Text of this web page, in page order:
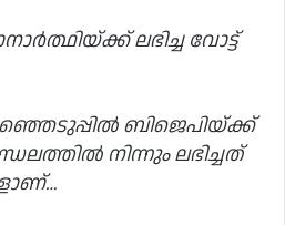
ലഭിച്ച വോട്ട്
ബിജെപിയ്ക്ക്
നിന്നും ലഭിച്ചത്